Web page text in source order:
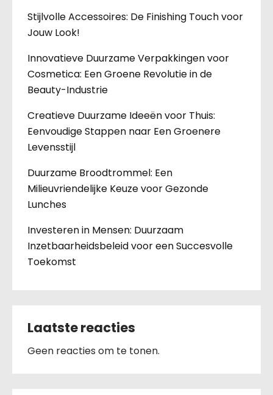
Stijlvolle Accessoires: De Finishing Touch voor
Jouw Look!
Innovatieve Duurzame Verpakkingen voor
Cosmetica: Een Groene Revolutie in de
Beauty-Industrie
Creatieve Duurzame Ideeën voor Thuis:
Eenvoudige Stappen naar Een Groenere
Levensstijl
Duurzame Broodtrommel: Een
Milieuvriendelijke Keuze voor Gezonde
Lunches
Investeren in Mensen: Duurzaam
Inzetbaarheidsbeleid voor een Succesvolle
Toekomst
Laatste reacties
Geen reacties om te tonen.